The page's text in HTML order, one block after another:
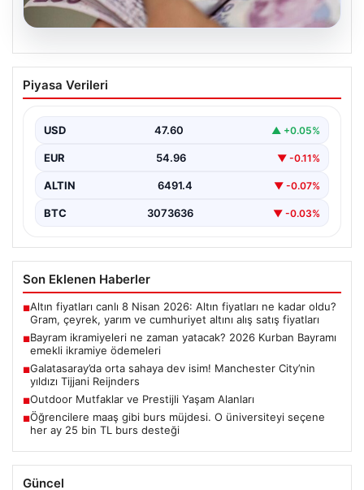
05.08.2026
Bayram ikramiyeleri ne zaman yatacak?
2026 Kurban Bayramı emekli ikramiye
Piyasa Verileri
USD 47.60 ▲ +0.05%
EUR 54.96 ▼ -0.11%
ALTIN 6491.4 ▼ -0.07%
BTC 3073636 ▼ -0.03%
Son Eklenen Haberler
■Altın fiyatları canlı 8 Nisan 2026: Altın fiyatları ne kadar oldu?
Gram, çeyrek, yarım ve cumhuriyet altını alış satış fiyatları
■Bayram ikramiyeleri ne zaman yatacak? 2026 Kurban Bayramı
emekli ikramiye ödemeleri
■Galatasaray’da orta sahaya dev isim! Manchester City’nin
yıldızı Tijjani Reijnders
■Outdoor Mutfaklar ve Prestijli Yaşam Alanları
■Öğrencilere maaş gibi burs müjdesi. O üniversiteyi seçene
her ay 25 bin TL burs desteği
Güncel